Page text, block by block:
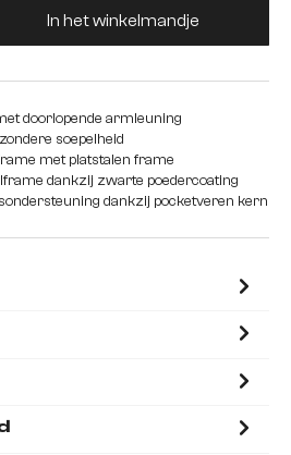
Voer de
In het winkelmandje
doorlopende armleuning
soepelheid
met platstalen frame
dankzij zwarte poedercoating
dankzij pocketveren kern